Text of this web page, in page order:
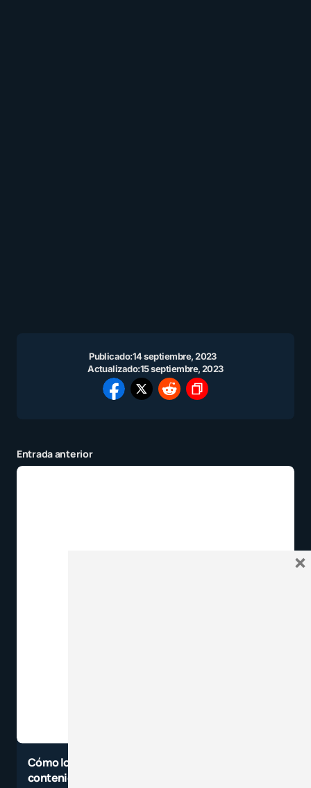
Publicado:14 septiembre, 2023
Actualizado:15 septiembre, 2023
Entrada anterior
Cómo los apuntes a mano ayudan a la retención de
contenidos en los alumnos
×